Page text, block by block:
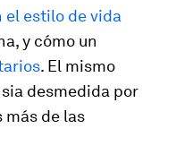
el estilo de vida
y cómo un
. El mismo
desmedida por
de las